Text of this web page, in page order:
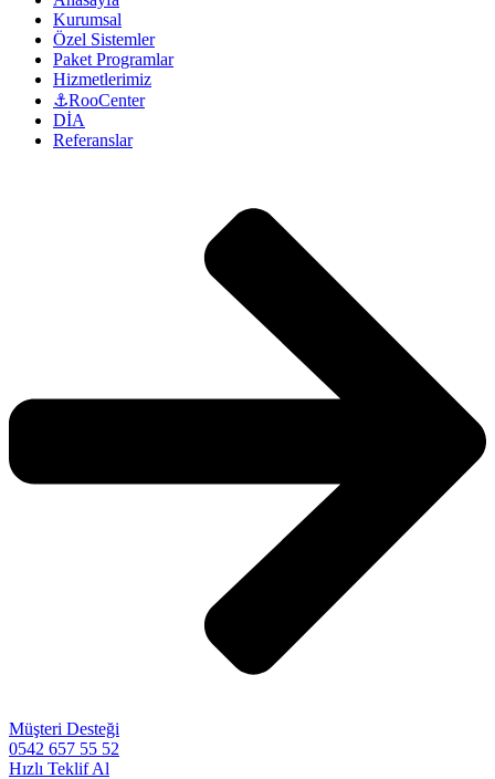
Kurumsal
Özel Sistemler
Paket Programlar
Hizmetlerimiz
⚓RooCenter
DİA
Referanslar
Müşteri Desteği
0542 657 55 52
Hızlı Teklif Al